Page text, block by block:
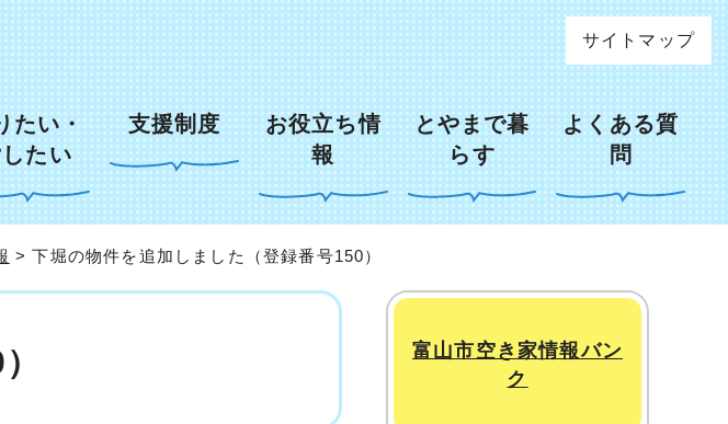
サイトマップ
たい・
たい
支援制度
お役立ち情
報
とやまで暮
らす
よくある質
問
> 下堀の物件を追加しました（登録番号150）
富山市空き家情報バン
ク